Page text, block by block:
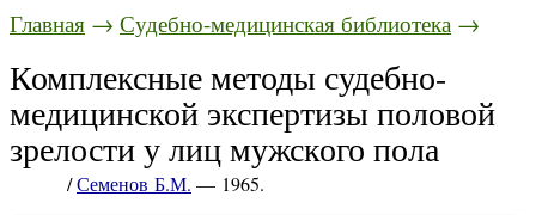
Главная → Судебно-медицинская библиотека →
Комплексные методы судебно-
медицинской экспертизы половой
зрелости у лиц мужского пола
/Семенов Б.М. — 1965.